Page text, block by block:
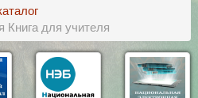
для учителя